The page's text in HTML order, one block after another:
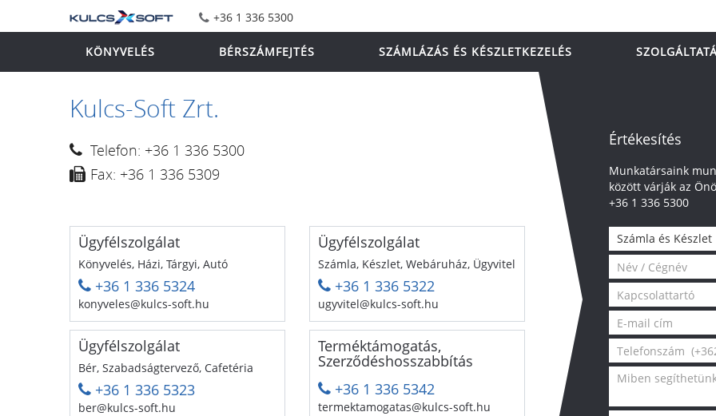
+36 1 336 5300
KÖNYVELÉS BÉRSZÁMFEJTÉS SZÁMLÁZÁS ÉS KÉSZLETKEZELÉS
Kulcs-Soft Zrt.
Telefon: +36 1 336 5300
Fax: +36 1 336 5309
Ügyfélszolgálat
Könyvelés, Házi, Tárgyi, Autó
+36 1 336 5324
konyveles@kulcs-soft.hu
Ügyfélszolgálat
Számla, Készlet, Webáruház, Ügyvitel
+36 1 336 5322
ugyvitel@kulcs-soft.hu
Ügyfélszolgálat
Bér, Szabadságtervező, Cafetéria
+36 1 336 5323
ber@kulcs-soft.hu
Terméktámogatás,
Szerződéshosszabbítás
+36 1 336 5342
termektamogatas@kulcs-soft.hu
Értékesítés
Munkatársaink
között várják az
+36 1 336 5300
Számla és Készlet